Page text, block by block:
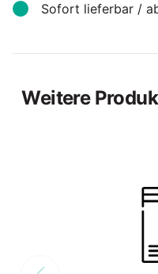
Sofort lieferbar /
Weitere